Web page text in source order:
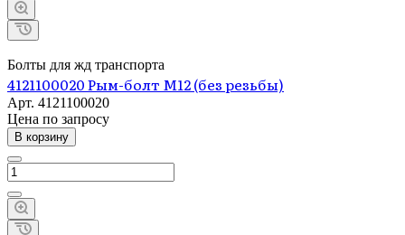
Болты для жд транспорта
4121100020 Рым-болт М12 (без резьбы)
Арт. 4121100020
Цена по запросу
В корзину